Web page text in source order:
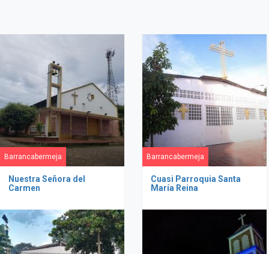
Barrancabermeja
Nuestra Señora del
Carmen
Barrancabermeja
Cuasi Parroquia Santa
María Reina